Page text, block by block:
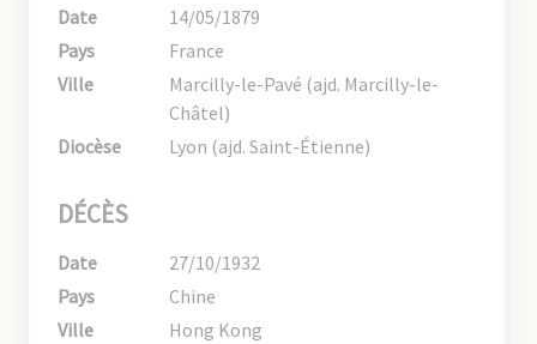
Date
14/05/1879
Pays
France
Ville
Marcilly-le-Pavé (ajd. Marcilly-le-
Châtel)
Diocèse
Lyon (ajd. Saint-Étienne)
DÉCÈS
Date
27/10/1932
Pays
Chine
Ville
Hong Kong